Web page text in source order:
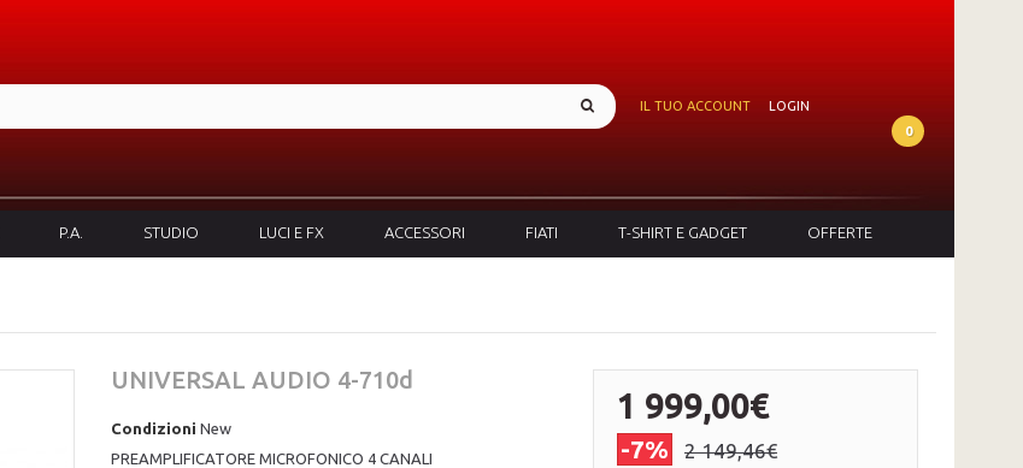
IL TUO ACCOUNT
LOGIN
0
P.A. STUDIO LUCI E FX ACCESSORI FIATI T-SHIRT E GADGET OFFERTE
UNIVERSAL AUDIO 4-710d
Condizioni New
PREAMPLIFICATORE MICROFONICO 4 CANALI
1 999,00€
-7% 2 149,46€